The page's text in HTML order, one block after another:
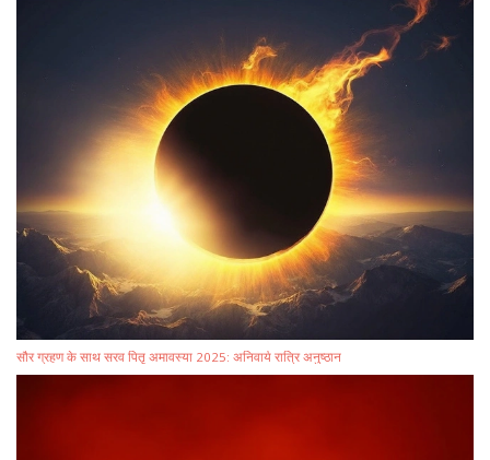
सौर ग्रहण के साथ सरव पितृ अमावस्या 2025: अनिवार्य रात्रि अनुष्ठान